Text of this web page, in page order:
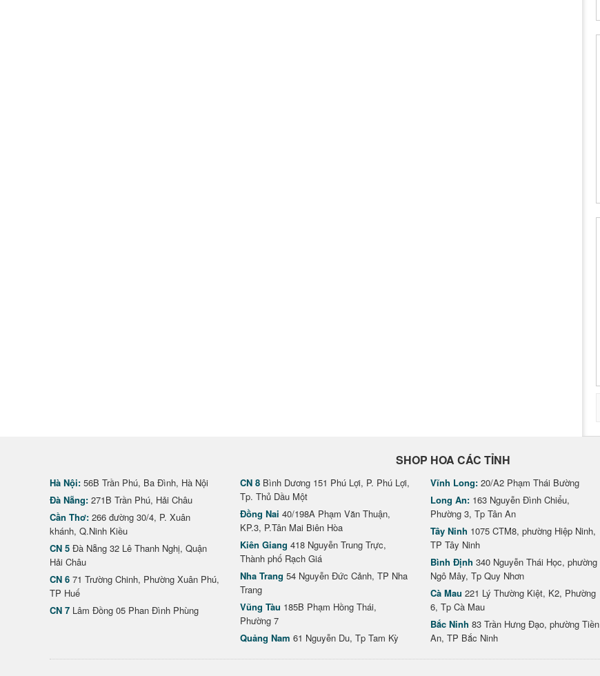
SHOP HOA CÁC TỈNH
Hà Nội: 56B Trần Phú, Ba Đình, Hà Nội
Đà Nẵng: 271B Trần Phú, Hải Châu
Cần Thơ: 266 đường 30/4, P. Xuân
khánh, Q.Ninh Kiều
CN 5 Đà Nẵng 32 Lê Thanh Nghị, Quận
Hải Châu
CN 6 71 Trường Chinh, Phường Xuân Phú,
TP Huế
CN 7 Lâm Đồng 05 Phan Đình Phùng
CN 8 Bình Dương 151 Phú Lợi, P. Phú Lợi,
Tp. Thủ Dầu Một
Đồng Nai 40/198A Phạm Văn Thuận,
KP.3, P.Tân Mai Biên Hòa
Kiên Giang 418 Nguyễn Trung Trực,
Thành phố Rạch Giá
Nha Trang 54 Nguyễn Đức Cảnh, TP Nha
Trang
Vũng Tàu 185B Phạm Hồng Thái,
Phường 7
Quảng Nam 61 Nguyễn Du, Tp Tam Kỳ
Vĩnh Long: 20/A2 Phạm Thái Bường
Long An: 163 Nguyễn Đình Chiểu,
Phường 3, Tp Tân An
Tây Ninh 1075 CTM8, phường Hiệp Ninh,
TP Tây Ninh
Bình Định 340 Nguyễn Thái Học, phường
Ngô Mây, Tp Quy Nhơn
Cà Mau 221 Lý Thường Kiệt, K2, Phường
6, Tp Cà Mau
Bắc Ninh 83 Trần Hưng Đạo, phường Tiền
An, TP Bắc Ninh